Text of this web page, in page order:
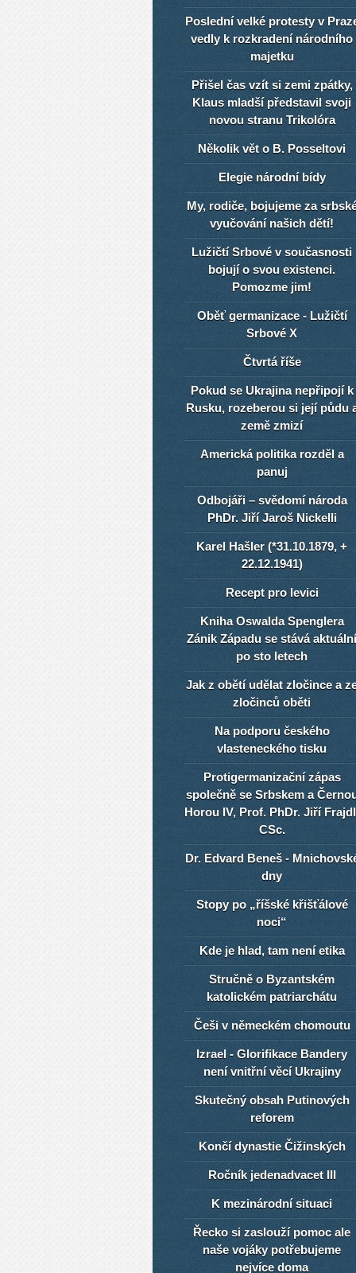
Poslední velké protesty v
vedly k rozkradení národního
majetku
Přišel čas vzít si zemi zpátky,
Klaus mladší představil svoji
novou stranu Trikolóra
Několik vět o B. Posseltovi
Elegie národní bídy
My, rodiče, bojujeme za
vyučování našich dětí!
Lužičtí Srbové v současnosti
bojují o svou existenci.
Pomozme jim!
Oběť germanizace - Lužičtí
Srbové X
Čtvrtá říše
Pokud se Ukrajina nepřipojí k
Rusku, rozeberou si její půdu
země zmizí
Americká politika rozděl a
panuj
Odbojáři – svědomí národa
PhDr. Jiří Jaroš Nickelli
Karel Hašler (*31.10.1879, +
22.12.1941)
Recept pro levici
Kniha Oswalda Spenglera
Zánik Západu se stává aktuální
po sto letech
Jak z obětí udělat zločince a
zločinců oběti
Na podporu českého
vlasteneckého tisku
Protigermanizační zápas
společně se Srbskem a
Horou IV, Prof. PhDr. Jiří
CSc.
Dr. Edvard Beneš -
dny
Stopy po „říšské křišťálové
noci“
Kde je hlad, tam není etika
Stručně o Byzantském
katolickém patriarchátu
Češi v německém chomoutu
Izrael - Glorifikace Bandery
není vnitřní věcí Ukrajiny
Skutečný obsah Putinových
reforem
Končí dynastie Čižinských
Ročník jedenadvacet III
K mezinárodní situaci
Řecko si zaslouží pomoc ale
naše vojáky potřebujeme
nejvíce doma